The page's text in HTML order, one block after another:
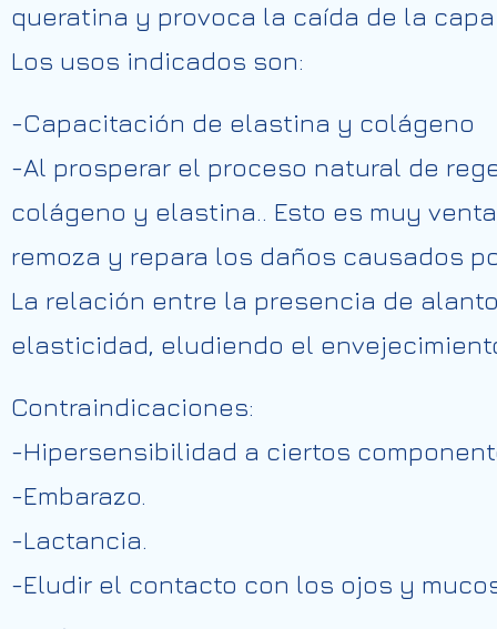
queratina y provoca la caída de la
Los usos indicados son:
-Capacitación de elastina y colágeno
-Al prosperar el proceso natural de
colágeno y elastina.. Esto es muy
remoza y repara los daños causados
La relación entre la presencia de
elasticidad, eludiendo el
Contraindicaciones:
-Hipersensibilidad a ciertos
-Embarazo.
-Lactancia.
-Eludir el contacto con los ojos y